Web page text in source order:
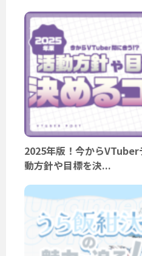
2025年版！今から
動方針や目標を決...